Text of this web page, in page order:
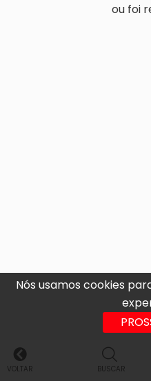
Nós usamos cookies
ou foi
VOLTAR BUSCAR